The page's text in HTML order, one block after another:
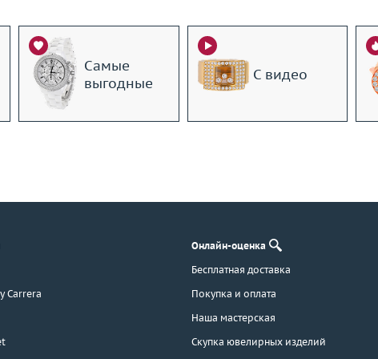
Самые
выгодные
С видео
Carrera
Онлайн-оценка
Бесплатная доставка
Покупка и оплата
Наша мастерская
Скупка ювелирных изделий